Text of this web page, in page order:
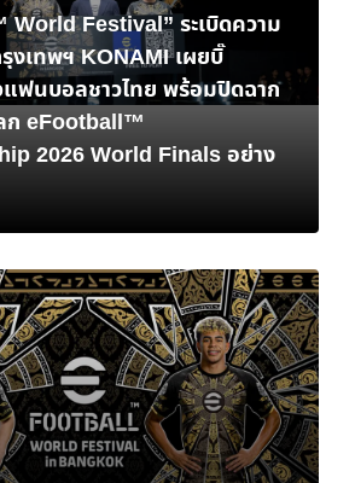
Festival” ระเบิดความ
งเทพฯ KONAMI เผยบิ๊
แฟนบอลชาวไทย พร้อมปิดฉาก
ก eFootball™
2026 World Finals อย่าง